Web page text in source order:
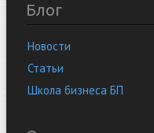
Блог
Новости
Статьи
Школа бизнеса БП